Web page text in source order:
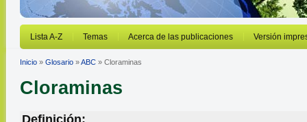
Lista A-Z Temas Acerca de las publicaciones Versión
Inicio » Glosario »ABC » Cloraminas
Cloraminas
Definición: